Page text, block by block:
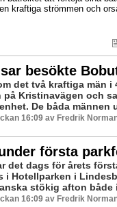
kraftiga strömmen och
besökte
det två kraftiga män i
på Kristinavägen och
De båda männen
16:09 av Fredrik
första
det dags för årets
i Hotellparken i
stökig afton både
16:09 av Fredrik